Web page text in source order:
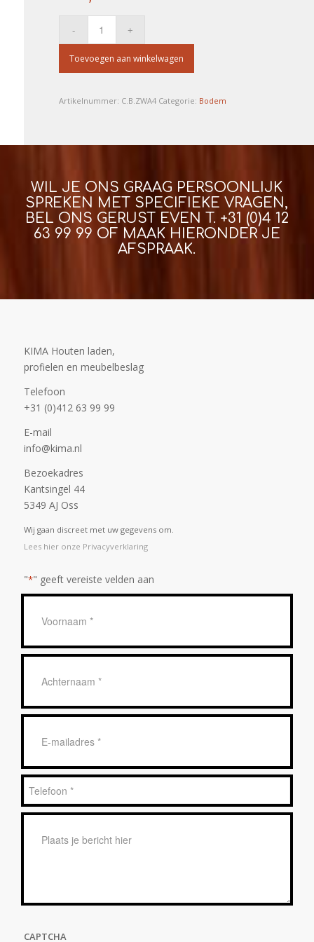
Toevoegen aan winkelwagen
Artikelnummer: C.B.ZWA4 Categorie: Bodem
WIL JE ONS GRAAG PERSOONLIJK
SPREKEN MET SPECIFIEKE VRAGEN,
BEL ONS GERUST EVEN T. +31 (0)4 12
63 99 99 OF MAAK HIERONDER JE
AFSPRAAK.
KIMA Houten laden,
profielen en meubelbeslag
Telefoon
+31 (0)412 63 99 99
E-mail
info@kima.nl
Bezoekadres
Kantsingel 44
5349 AJ Oss
Wij gaan discreet met uw gegevens om.
Lees hier onze Privacyverklaring
"*" geeft vereiste velden aan
mailadres
Telefoon
CAPTCHA